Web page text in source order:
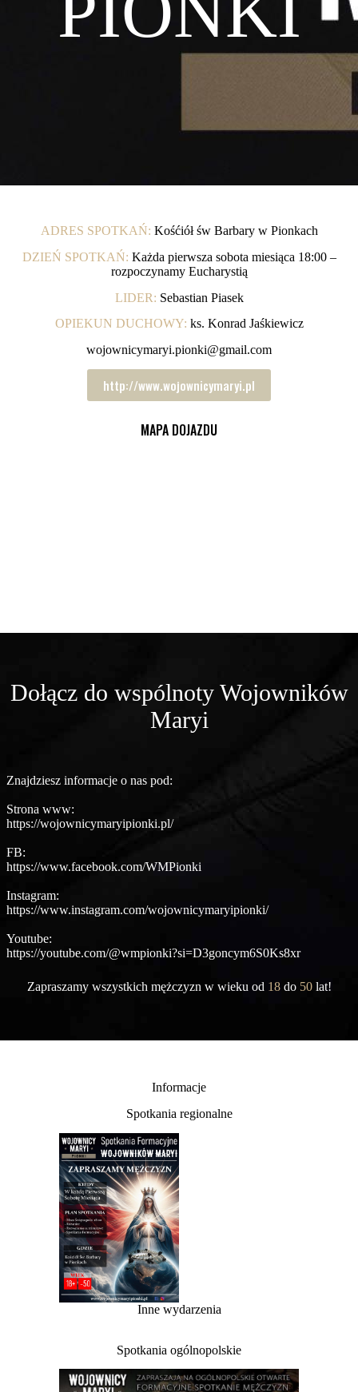
ADRES SPOTKAŃ: Kośćiół św Barbary w Pionkach
DZIEŃ SPOTKAŃ: Każda pierwsza sobota miesiąca 18:00 –
rozpoczynamy Eucharystią
LIDER: Sebastian Piasek
OPIEKUN DUCHOWY: ks. Konrad Jaśkiewicz
wojownicymaryi.pionki@gmail.com
http://www.wojownicymaryi.pl
MAPA DOJAZDU
Dołącz do wspólnoty Wojowników
Maryi
Znajdziesz informacje o nas pod:
Strona www:
https://wojownicymaryipionki.pl/
FB:
https://www.facebook.com/WMPionki
Instagram:
https://www.instagram.com/wojownicymaryipionki/
Youtube:
https://youtube.com/@wmpionki?si=D3goncym6S0Ks8xr
Zapraszamy wszystkich mężczyzn w wieku od 18 do50 lat!
Informacje
Spotkania regionalne
Inne wydarzenia
Spotkania ogólnopolskie